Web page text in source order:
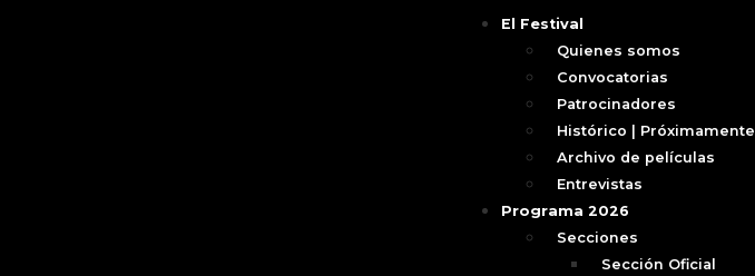
El Festival
Quienes somos
Convocatorias
Patrocinadores
Histórico | Próximamente
Archivo de películas
Entrevistas
Programa 2026
Secciones
Sección Oficial